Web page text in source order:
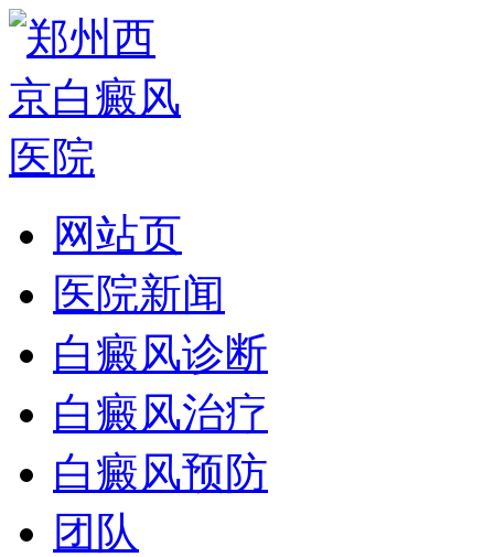
网站页
医院新闻
白癜风诊断
白癜风治疗
白癜风预防
团队